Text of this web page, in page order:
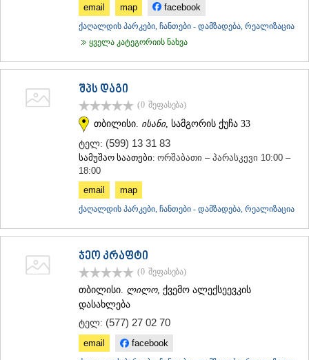
ᲩᲮᲝᲠᲝᲬᲧᲣ
ᲮᲝᲑᲘ
ᲐᲜᲐᲙᲚᲘᲐ
ᲡᲐᲛᲪᲮᲔ–ᲯᲐᲕᲐᲮᲔᲗᲘ
ᲐᲮᲐᲚᲥᲐᲚᲐᲥᲘ
ᲐᲑᲐᲡᲗᲣᲛᲐᲜᲘ
ᲕᲐᲚᲔ
ᲥᲕᲔᲛᲝ ᲥᲐᲠᲗᲚᲘ
ᲗᲔᲗᲠᲘᲬᲧᲐᲠᲝ
email
map facebook
ქაღალდის პარკები, ჩანთები - დამზადება, რეალიზაცია
ყველა კატეგორიის ნახვა
შპს დაგი
(0 შეფასება)
თბილისი. ისანი, სამგორის ქუჩა 33
ტელ: (599) 13 31 83
სამუშაო საათები: ორშაბათი – პარასკევი 10:00 –
18:00
email
map
ქაღალდის პარკები, ჩანთები - დამზადება, რეალიზაცია
ჯეო კრაფტი
(0 შეფასება)
თბილისი. ლილო, ქვემო ალექსეევკის
დასახლება
ტელ: (577) 27 02 70
email facebook